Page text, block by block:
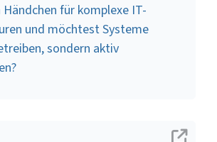
Händchen für komplexe IT-
und möchtest Systeme
sondern aktiv